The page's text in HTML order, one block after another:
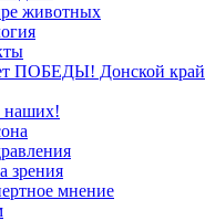
животных
ПОБЕДЫ! Донской край
наших!
зрения
мнение